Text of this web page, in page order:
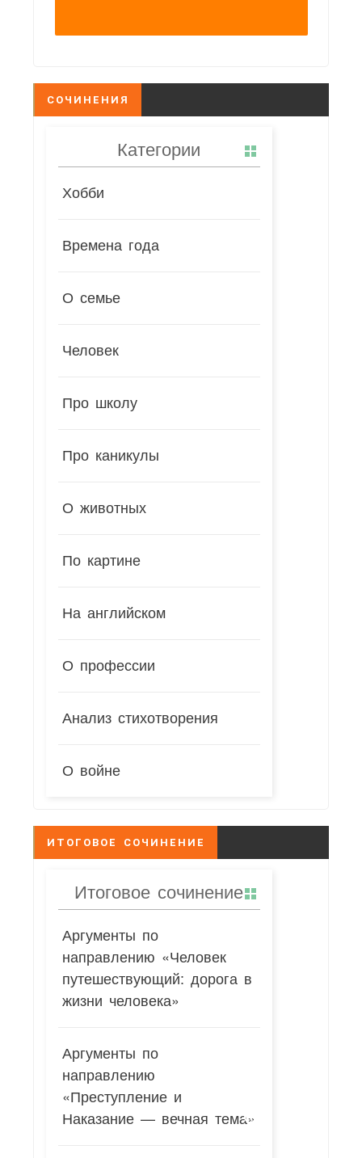
СОЧИНЕНИЯ
Категории
Хобби
Времена года
О семье
Человек
Про школу
Про каникулы
О животных
По картине
На английском
О профессии
Анализ стихотворения
О войне
ИТОГОВОЕ СОЧИНЕНИЕ
Итоговое сочинение
Аргументы по
направлению «Человек
путешествующий: дорога в
жизни человека»
Аргументы по
направлению
«Преступление и
Наказание — вечная тема»